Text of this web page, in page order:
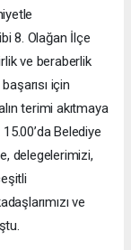
8. Olağan İlçe
ve beraberlik
için
terimi akıtmaya
Belediye
delegelerimizi,
ve